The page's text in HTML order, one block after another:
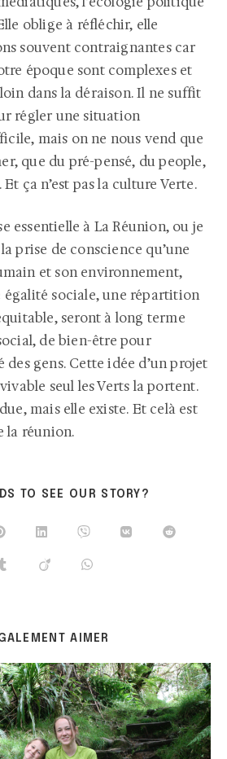
oblige à réfléchir, elle
souvent contraignantes car
époque sont complexes et
dans la déraison. Il ne suffit
régler une situation
mais on ne nous vend que
que du pré-pensé, du people,
ça n’est pas la culture Verte.
essentielle à La Réunion, ou je
prise de conscience qu’une
et son environnement,
égalité sociale, une répartition
seront à long terme
de bien-être pour
des gens. Cette idée d’un projet
seul les Verts la portent.
mais elle existe. Et celà est
la réunion.
TO SEE OUR STORY?
AIMER